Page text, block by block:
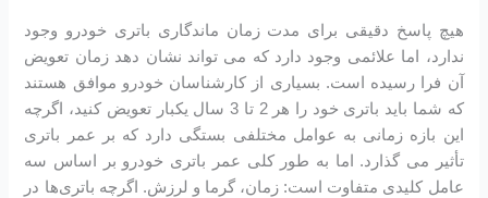
هیچ پاسخ دقیقی برای مدت زمان ماندگاری باتری خودرو وجود
ندارد، اما علائمی وجود دارد که می تواند نشان دهد زمان تعویض
آن فرا رسیده است. بسیاری از کارشناسان خودرو موافق هستند
که شما باید باتری خود را هر 2 تا 3 سال یکبار تعویض کنید، اگرچه
این بازه زمانی به عوامل مختلفی بستگی دارد که بر عمر باتری
تأثیر می گذارد. اما به طور کلی عمر باتری خودرو بر اساس سه
عامل کلیدی متفاوت است: زمان، گرما و لرزش. اگرچه باتری‌ها در